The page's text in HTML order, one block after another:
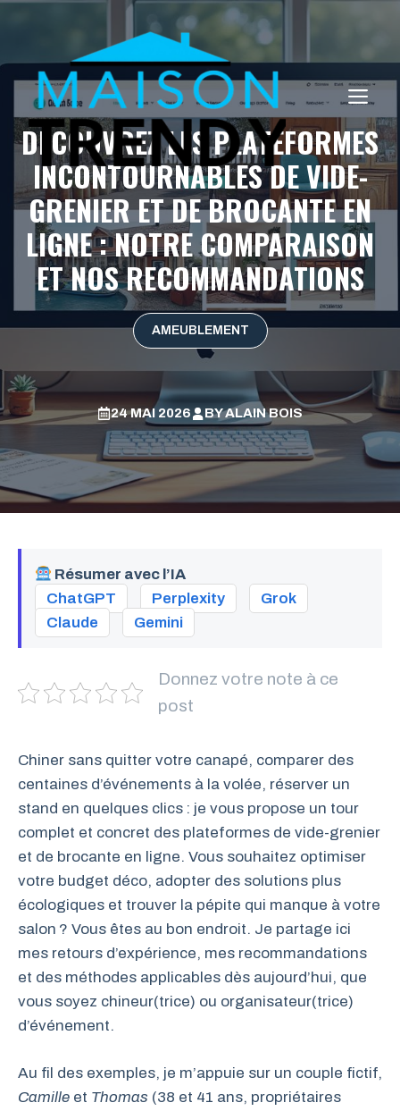
contenu
DÉCOUVREZ LES PLATEFORMES
INCONTOURNABLES DE VIDE-
GRENIER ET DE BROCANTE EN
LIGNE : NOTRE COMPARAISON
ET NOS RECOMMANDATIONS
AMEUBLEMENT
24 MAI 2026 BYALAIN BOIS
Résumer avec l’IA
ChatGPT
Perplexity
Grok
Claude
Gemini
Donnez votre note à ce
post
Chiner sans quitter votre canapé, comparer des
centaines d’événements à la volée, réserver un
stand en quelques clics : je vous propose un tour
complet et concret des plateformes de vide-grenier
et de brocante en ligne. Vous souhaitez optimiser
votre budget déco, adopter des solutions plus
écologiques et trouver la pépite qui manque à votre
salon ? Vous êtes au bon endroit. Je partage ici
mes retours d’expérience, mes recommandations
et des méthodes applicables dès aujourd’hui, que
vous soyez chineur(trice) ou organisateur(trice)
d’événement.
Au fil des exemples, je m’appuie sur un couple fictif,
Camille et Thomas (38 et 41 ans, propriétaires